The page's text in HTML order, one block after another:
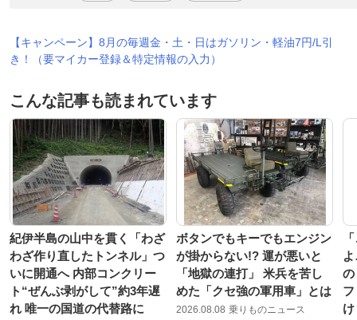
【キャンペーン】8月の毎週金・土・日はガソリン・軽油7円/L引
き！（要マイカー登録＆特定情報の入力）
こんな記事も読まれています
紀伊半島の山中を貫く「わざ
わざ作り直したトンネル」つ
いに開通へ 内部コンクリー
ト“ぜんぶ剥がして”約3年遅
れ 唯一の国道の代替路に
ボタンでもキーでもエンジン
が掛からない!? 運が悪いと
「地獄の連打」 米兵を苦し
めた「クセ強の軍用車」とは
2026.08.08 乗りものニュース
の